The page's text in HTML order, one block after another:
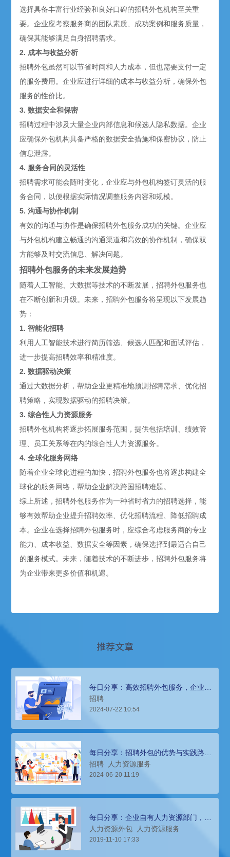
选择具备丰富行业经验和良好口碑的招聘外包机构至关重
要。企业应考察服务商的团队素质、成功案例和服务质量，
确保其能够满足自身招聘需求。
2. 成本与收益分析
招聘外包虽然可以节省时间和人力成本，但也需要支付一定
的服务费用。企业应进行详细的成本与收益分析，确保外包
服务的性价比。
3. 数据安全和保密
招聘过程中涉及大量企业内部信息和候选人隐私数据。企业
应确保外包机构具备严格的数据安全措施和保密协议，防止
信息泄露。
4. 服务合同的灵活性
招聘需求可能会随时变化，企业应与外包机构签订灵活的服
务合同，以便根据实际情况调整服务内容和规模。
5. 沟通与协作机制
有效的沟通与协作是确保招聘外包服务成功的关键。企业应
与外包机构建立畅通的沟通渠道和高效的协作机制，确保双
方能够及时交流信息、解决问题。
招聘外包服务的未来发展趋势
随着人工智能、大数据等技术的不断发展，招聘外包服务也
在不断创新和升级。未来，招聘外包服务将呈现以下发展趋
势：
1. 智能化招聘
利用人工智能技术进行简历筛选、候选人匹配和面试评估，
进一步提高招聘效率和精准度。
2. 数据驱动决策
通过大数据分析，帮助企业更精准地预测招聘需求、优化招
聘策略，实现数据驱动的招聘决策。
3. 综合性人力资源服务
招聘外包机构将逐步拓展服务范围，提供包括培训、绩效管
理、员工关系等在内的综合性 人力资源服务。
4. 全球化服务网络
随着企业全球化进程的加快，招聘外包服务也将逐步构建全
球化的服务网络，帮助企业解决跨国招聘难题。
综上所述，招聘外包服务作为一种省时省力的招聘选择，能
够有效帮助企业提升招聘效率、优化招聘流程、降低招聘成
本。企业在选择招聘外包服务时，应综合考虑服务商的专业
能力、成本收益、数据安全等因素，确保选择到最适合自己
的服务模式。未来，随着技术的不断进步，招聘外包服务将
为企业带来更多价值和机遇。
推荐文章
每日分享：高效招聘外包服务，企业人
才缺口快速填补
招聘
2024-07-22 10:54
每日分享：招聘外包的优势与实践路
径，企业人才获取新策略
招聘 人力资源服务
2024-06-20 11:19
每日分享：企业自有人力资源部门，为
什么还要引进招聘外包服务？
人力资源外包 人力资源服务
2019-11-10 17:33